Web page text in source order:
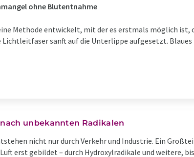
ohne Blutentnahme
Methode entwickelt, mit der es erstmals möglich ist,
sanft auf die Unterlippe aufgesetzt.
unbekannten Radikalen
nicht nur durch Verkehr und Industrie. Ein
erst gebildet – durch Hydroxylradikale und weitere,